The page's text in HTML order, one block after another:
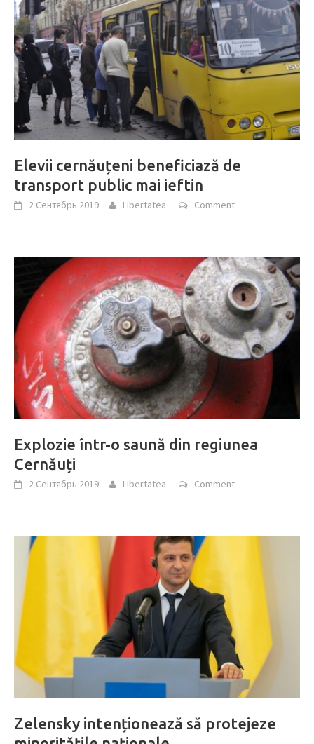
Elevii cernăuțeni beneficiază de
transport public mai ieftin
2 Сентябрь 2019 Libertatea Comment
Explozie într-o saună din regiunea
Cernăuți
2 Сентябрь 2019 Libertatea Comment
Zelensky intenționează să protejeze